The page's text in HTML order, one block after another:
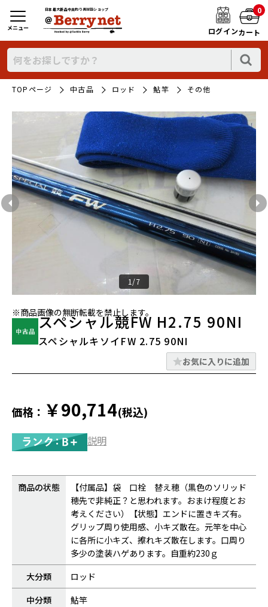
日本最大新品中古釣り具WEBショップ
ログイン
0
カート
メニュー
TOPページ 中古品 ロッド 鮎竿 その他
1/7
※商品画像の無断転載を禁止します。
スペシャル競FW H2.75 90NI
スペシャルキソイFW 2.75 90NI
お気に入りに追加
価格： ￥90,714(税込)
説明
商品の状態
【付属品】袋 口栓 替え穂（黒色のソリッド
穂先で非純正？と思われます。おまけ程度とお
考えください）【状態】エンドに置きキズ有。
グリップ周り使用感、小キズ散在。元竿を中心
に各所に小キズ、擦れキズ散在します。口周り
多少の塗装ハゲあります。自重約230ｇ
大分類
ロッド
中分類
鮎竿